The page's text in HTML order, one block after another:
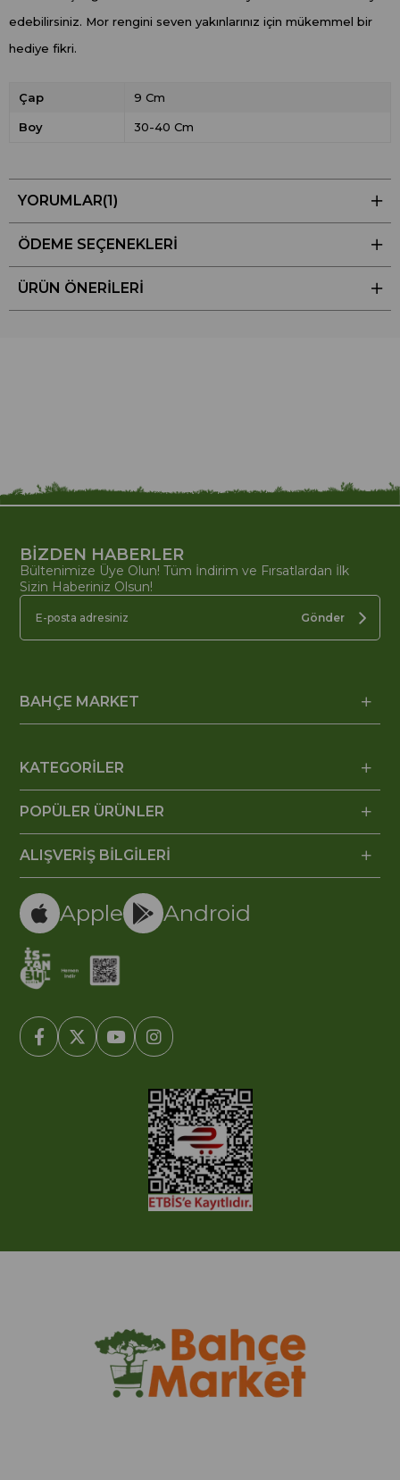
edebilirsiniz. Mor rengini seven yakınlarınız için mükemmel bir
hediye fikri.
Çap 9 Cm
Boy 30-40 Cm
YORUMLAR(1)
ÖDEME SEÇENEKLERI
ÜRÜN ÖNERILERI
BİZDEN HABERLER
Bültenimize Üye Olun! Tüm İndirim ve Fırsatlardan İlk
Sizin Haberiniz Olsun!
Gönder
BAHÇE MARKET
KATEGORİLER
POPÜLER ÜRÜNLER
ALIŞVERİŞ BİLGİLERİ
Apple Android